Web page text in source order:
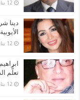
12 يناير، 2026
دينا
الأيوبية 3
12 يناير، 2026
تعلُّم
12 يناير، 2026